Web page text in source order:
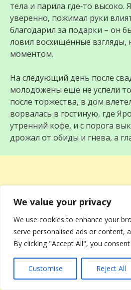
We value your privacy
We use cookies to enhance your
serve personalised ads or content,
By clicking "Accept All", you
Customise Reject All
тела и парила где‑то высоко.
уверенно, пожимал руки
благодарил за подарки – он
ловил восхищённые взгляды,
моментом.
На следующий день после
молодожёны ещё не успели
после торжества, в дом
ворвалась в гостиную, где
утренний кофе, и с порога
дрожал от обиды и гнева, а